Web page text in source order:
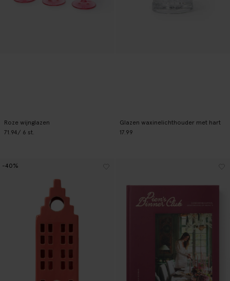
Roze wijnglazen
71.94/ 6 st.
Glazen waxinelichthouder met hart
17.99
-40%